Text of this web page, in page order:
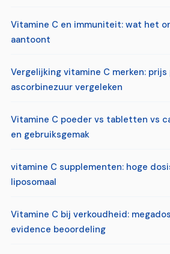
Vitamine C en immuniteit: wat het
aantoont
Vergelijking vitamine C merken: prijs
ascorbinezuur vergeleken
Vitamine C poeder vs tabletten vs
en gebruiksgemak
vitamine C supplementen: hoge
liposomaal
Vitamine C bij verkoudheid:
evidence beoordeling